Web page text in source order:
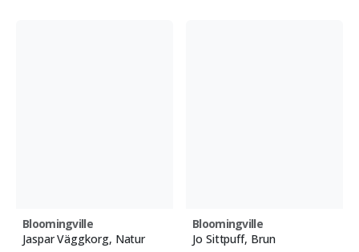
Bloomingville
Jaspar Väggkorg, Natur
Bloomingville
Jo Sittpuff, Brun